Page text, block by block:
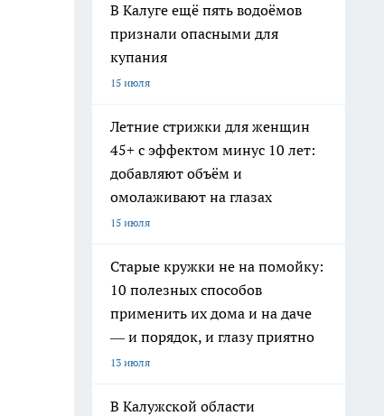
В Калуге ещё пять водоёмов
признали опасными для
купания
15 июля
Летние стрижки для женщин
45+ с эффектом минус 10 лет:
добавляют объём и
омолаживают на глазах
15 июля
Старые кружки не на помойку:
10 полезных способов
применить их дома и на даче
— и порядок, и глазу приятно
13 июля
В Калужской области